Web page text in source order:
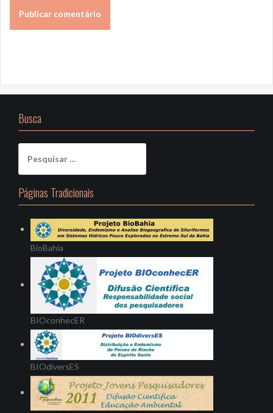
Busca
por:
Páginas Tradicionais
BioBahia
BIOconhecER
BIOdiversES